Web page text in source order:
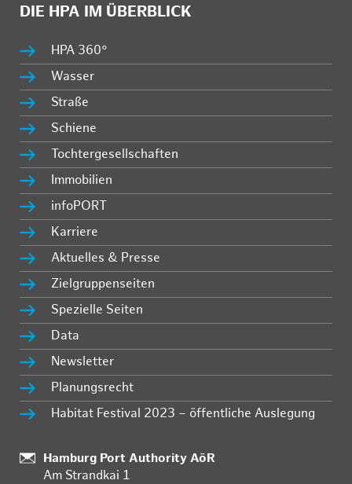
DIE HPA IM ÜBERBLICK
HPA 360°
Wasser
Straße
Schiene
Tochtergesellschaften
Immobilien
infoPORT
Karriere
Aktuelles & Presse
Zielgruppenseiten
Spezielle Seiten
Data
Newsletter
Planungsrecht
Habitat Festival 2023 – öffentliche Auslegung
Standort:
Hamburg Port Authority AöR
Am Strandkai 1